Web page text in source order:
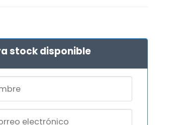
stock disponible